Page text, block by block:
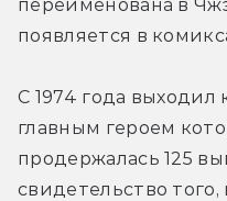
переименована в
появляется в
С 1974 года выходил
главным героем
продержалась 125
свидетельство